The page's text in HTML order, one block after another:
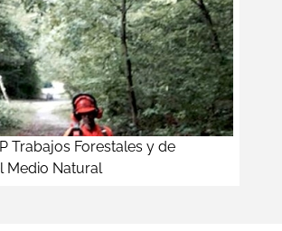
Trabajos Forestales y de
Medio Natural